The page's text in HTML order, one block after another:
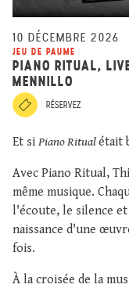
10 DÉCEMBRE 2026
JEU DE PAUME
PIANO RITUAL,
MENNILLO
RÉSERVEZ
Et si Piano Ritualétait
Avec Piano Ritual,
même musique.
l'écoute, le silence
naissance d'une
fois.
À la croisée de la